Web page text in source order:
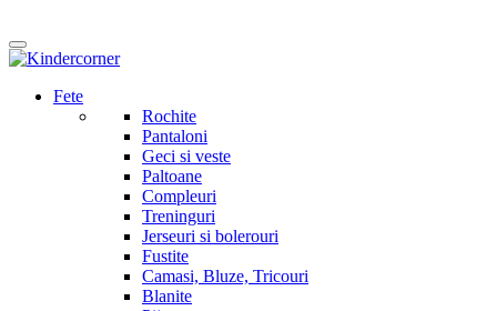
Fete
Rochite
Pantaloni
Geci si veste
Paltoane
Compleuri
Treninguri
Jerseuri si bolerouri
Fustite
Camasi, Bluze, Tricouri
Blanite